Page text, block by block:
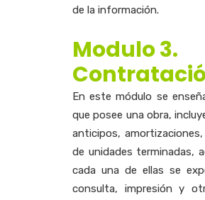
de la información.
Modulo 3.
En este módulo se
que posee una obra,
anticipos,
de unidades terminadas,
cada una de ellas se
consulta, impresión y